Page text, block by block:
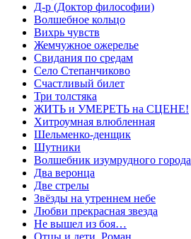
Д-р (Доктор философии)
Волшебное кольцо
Вихрь чувств
Жемчужное ожерелье
Свидания по средам
Село Степанчиково
Счастливый билет
Три толстяка
ЖИТЬ и УМЕРЕТЬ на СЦЕНЕ!
Хитроумная влюбленная
Шельменко-денщик
Шутники
Волшебник изумрудного города
Два веронца
Две стрелы
Звёзды на утреннем небе
Любви прекрасная звезда
Не вышел из боя…
Отцы и дети. Роман